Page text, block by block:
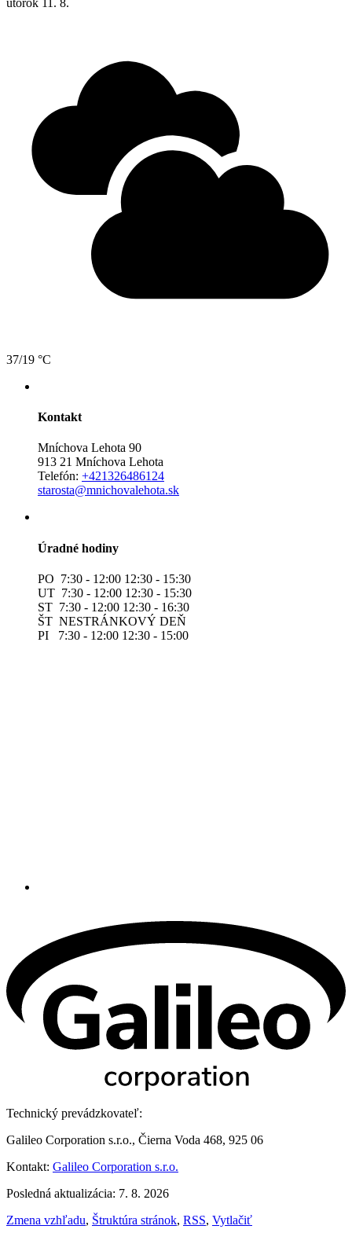
utorok 11. 8.
37/19 °C
Kontakt
Mníchova Lehota 90
913 21 Mníchova Lehota
Telefón: +421326486124
starosta@mnichovalehota.sk
Úradné hodiny
PO 7:30 - 12:00 12:30 - 15:30
UT 7:30 - 12:00 12:30 - 15:30
ST 7:30 - 12:00 12:30 - 16:30
ŠT NESTRÁNKOVÝ DEŇ
PI 7:30 - 12:00 12:30 - 15:00
Technický prevádzkovateľ:
Galileo Corporation s.r.o., Čierna Voda 468, 925 06
Kontakt: Galileo Corporation s.r.o.
Posledná aktualizácia: 7. 8. 2026
Zmena vzhľadu, Štruktúra stránok, RSS, Vytlačiť